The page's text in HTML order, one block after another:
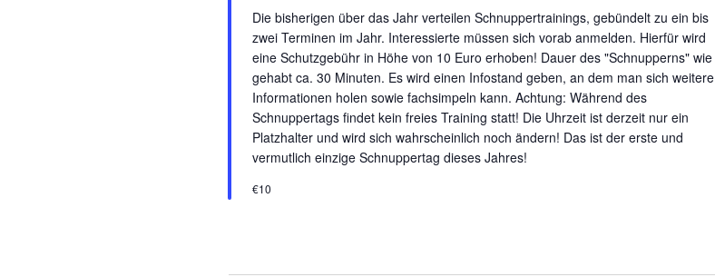
Die bisherigen über das Jahr verteilen Schnuppertrainings, gebündelt zu ein bis
zwei Terminen im Jahr. Interessierte müssen sich vorab anmelden. Hierfür wird
eine Schutzgebühr in Höhe von 10 Euro erhoben! Dauer des "Schnupperns" wie
gehabt ca. 30 Minuten. Es wird einen Infostand geben, an dem man sich weitere
Informationen holen sowie fachsimpeln kann. Achtung: Während des
Schnuppertags findet kein freies Training statt! Die Uhrzeit ist derzeit nur ein
Platzhalter und wird sich wahrscheinlich noch ändern! Das ist der erste und
vermutlich einzige Schnuppertag dieses Jahres!
€10